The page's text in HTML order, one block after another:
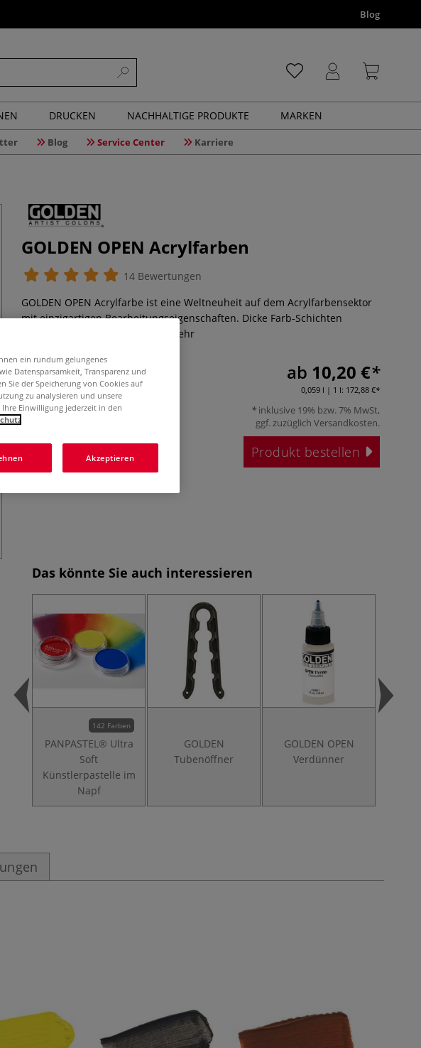
Blog
DRUCKEN NACHHALTIGE PRODUKTE MARKEN
Blog Service Center Karriere
GOLDEN OPEN Acrylfarben
14 Bewertungen
GOLDEN OPEN Acrylfarbe ist eine Weltneuheit auf dem Acrylfarbensektor
mit einzigartigen Bearbeitungseigenschaften. Dicke Farb-Schichten
Mehr
ab 10,20 €
0,059 l | 1 l: 172,88 €
inklusive 19% bzw. 7% MwSt,
ggf. zuzüglich Versandkosten.
Produkt bestellen
Das könnte Sie auch interessieren
142 Farben
PANPASTEL® Ultra
Soft
Künstlerpastelle im
Napf
GOLDEN
Tubenöffner
GOLDEN OPEN
Verdünner
ein rundum gelungenes
Datensparsamkeit, Transparenz und
Sie der Speicherung von Cookies auf
zu analysieren und unsere
Einwilligung jederzeit in den
Akzeptieren